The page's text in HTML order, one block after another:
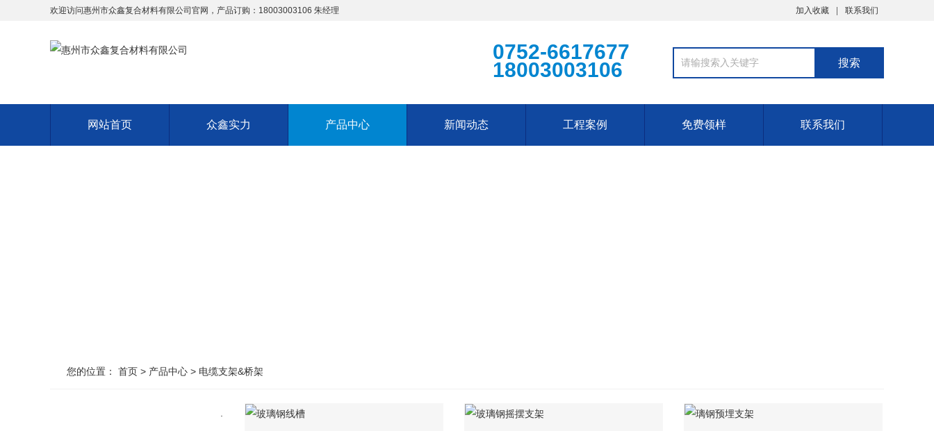
欢迎访问惠州市众鑫复合材料有限公司官网，产品订购：18003003106 朱经理 加入收藏 联系我们
0752-6617677
18003003106
网站首页 众鑫实力 产品中心 新闻动态 工程案例 免费领样 联系我们
您的位置： 首页 > 产品中心 > 电缆支架&桥架